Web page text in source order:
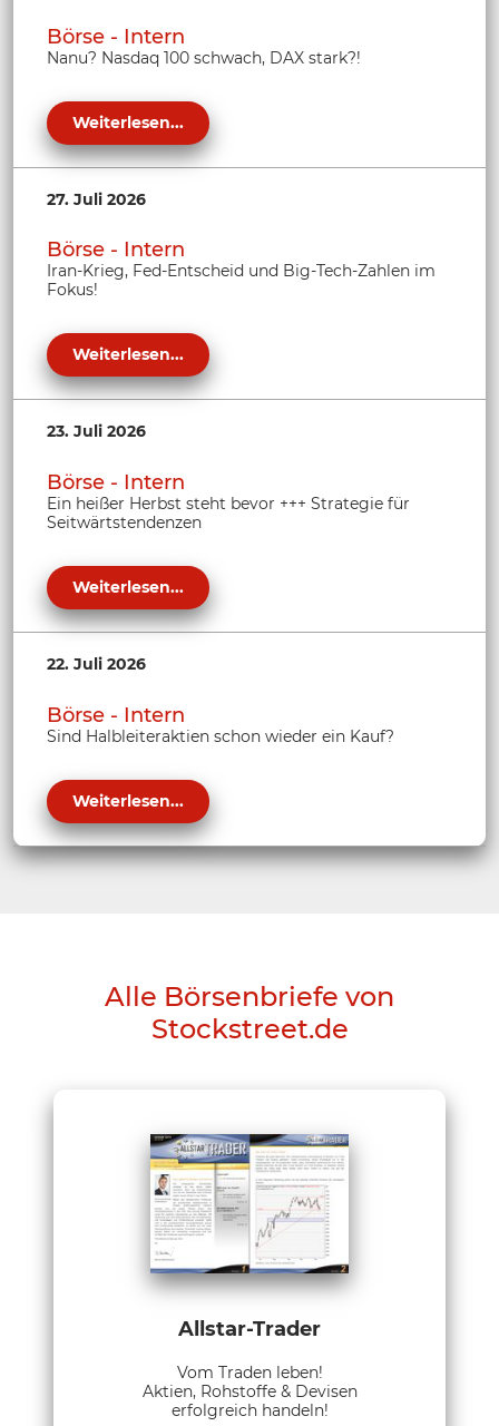
Börse - Intern
Nanu? Nasdaq 100 schwach, DAX stark?!
Weiterlesen...
27. Juli 2026
Börse - Intern
Iran-Krieg, Fed-Entscheid und Big-Tech-Zahlen im
Fokus!
Weiterlesen...
23. Juli 2026
Börse - Intern
Ein heißer Herbst steht bevor +++ Strategie für
Seitwärtstendenzen
Weiterlesen...
22. Juli 2026
Börse - Intern
Sind Halbleiteraktien schon wieder ein Kauf?
Weiterlesen...
Alle Börsenbriefe von
Stockstreet.de
Allstar-Trader
Vom Traden leben!
Aktien, Rohstoffe & Devisen
erfolgreich handeln!